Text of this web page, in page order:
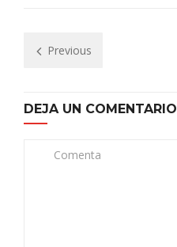
Previous
DEJA UN COMENTARIO
Comenta